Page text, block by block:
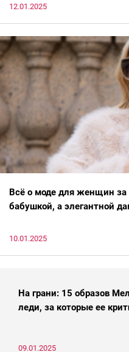
12.01.2025
Всё о моде для женщин за
бабушкой, а элегантной
10.01.2025
На грани: 15 образов
леди, за которые ее
09.01.2025